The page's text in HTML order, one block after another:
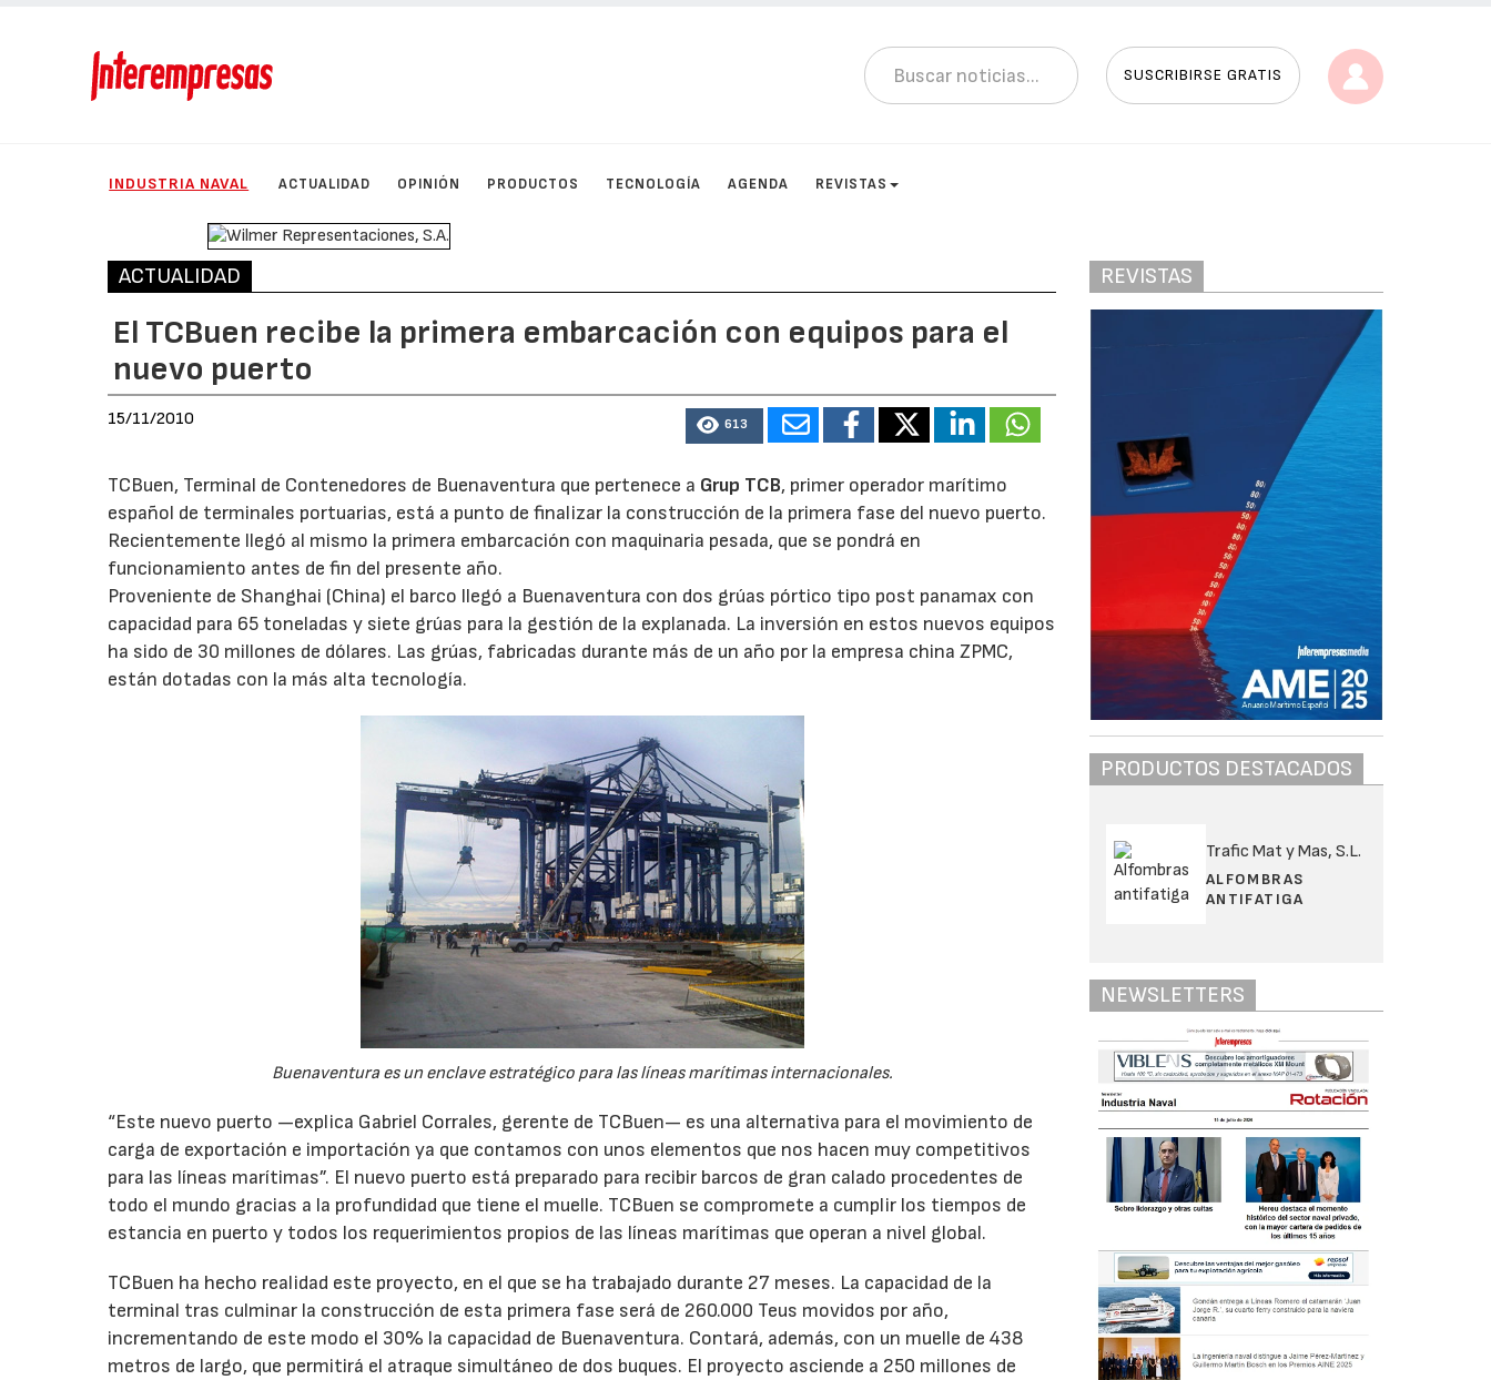
SUSCRIBIRSE GRATIS
INDUSTRIA NAVAL ACTUALIDAD OPINIÓN PRODUCTOS TECNOLOGÍA AGENDA REVISTAS
ACTUALIDAD
El TCBuen recibe la primera embarcación con equipos para el
nuevo puerto
15/11/2010 613
TCBuen, Terminal de Contenedores de Buenaventura que pertenece a Grup TCB, primer operador marítimo
español de terminales portuarias, está a punto de finalizar la construcción de la primera fase del nuevo puerto.
Recientemente llegó al mismo la primera embarcación con maquinaria pesada, que se pondrá en
funcionamiento antes de fin del presente año.
Proveniente de Shanghai (China) el barco llegó a Buenaventura con dos grúas pórtico tipo post panamax con
capacidad para 65 toneladas y siete grúas para la gestión de la explanada. La inversión en estos nuevos equipos
ha sido de 30 millones de dólares. Las grúas, fabricadas durante más de un año por la empresa china ZPMC,
están dotadas con la más alta tecnología.
Buenaventura es un enclave estratégico para las líneas marítimas internacionales.
“Este nuevo puerto —explica Gabriel Corrales, gerente de TCBuen— es una alternativa para el movimiento de
carga de exportación e importación ya que contamos con unos elementos que nos hacen muy competitivos
para las líneas marítimas”. El nuevo puerto está preparado para recibir barcos de gran calado procedentes de
todo el mundo gracias a la profundidad que tiene el muelle. TCBuen se compromete a cumplir los tiempos de
estancia en puerto y todos los requerimientos propios de las líneas marítimas que operan a nivel global.
TCBuen ha hecho realidad este proyecto, en el que se ha trabajado durante 27 meses. La capacidad de la
terminal tras culminar la construcción de esta primera fase será de 260.000 Teus movidos por año,
incrementando de este modo el 30% la capacidad de Buenaventura. Contará, además, con un muelle de 438
metros de largo, que permitirá el atraque simultáneo de dos buques. El proyecto asciende a 250 millones de
REVISTAS
PRODUCTOS DESTACADOS
Trafic Mat y Mas, S.L.
ALFOMBRAS
ANTIFATIGA
NEWSLETTERS